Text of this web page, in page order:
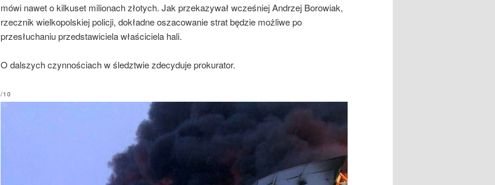
mówi nawet o kilkuset milionach złotych. Jak przekazywał wcześniej Andrzej Borowiak,
rzecznik wielkopolskiej policji, dokładne oszacowanie strat będzie możliwe po
przesłuchaniu przedstawiciela właściciela hali.
O dalszych czynnościach w śledztwie zdecyduje prokurator.
/10